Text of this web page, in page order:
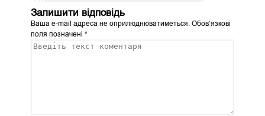
Залишити відповідь
Ваша e-mail адреса не оприлюднюватиметься.Обов’язкові
поля позначені *